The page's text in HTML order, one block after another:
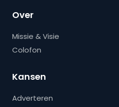
Over
Missie & Visie
Colofon
Kansen
Adverteren